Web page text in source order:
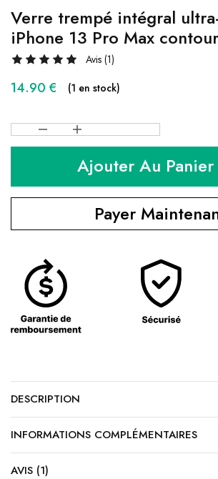
Verre trempé intégral
iPhone 13 Pro Max
Avis (1)
14.90 € (1 en stock)
Ajouter Au Panier
Payer
DESCRIPTION
INFORMATIONS COMPLÉMENTAIRES
AVIS (1)